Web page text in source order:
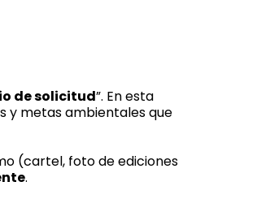
de solicitud”. En esta
y metas ambientales que
(cartel, foto de ediciones
.